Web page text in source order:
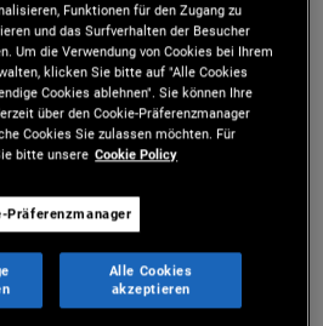
und was das aktuell
für potenzielle Erträge
das Gespräch die
im
und zeigt
Spannungen im
Funktionen für den Zugang zu
und das Surfverhalten der Besucher
Um die Verwendung von Cookies bei Ihrem
klicken Sie bitte auf "Alle Cookies
Cookies ablehnen". Sie können Ihre
über den Cookie-Präferenzmanager
Cookies Sie zulassen möchten. Für
bitte unsere Cookie Policy
Präferenzmanager
Alle Cookies
akzeptieren